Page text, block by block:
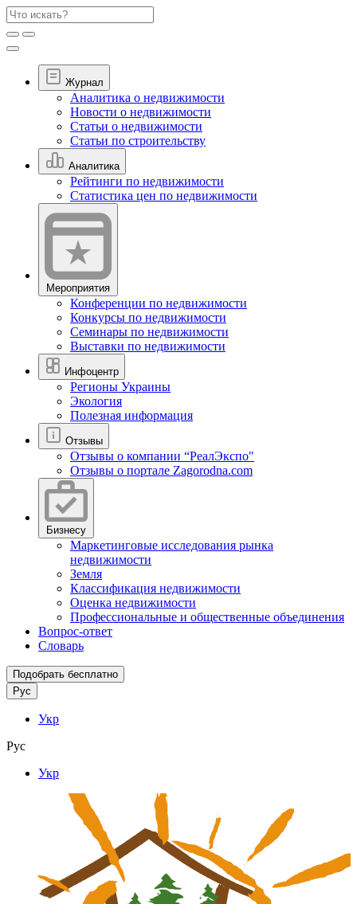
Журнал
Аналитика о недвижимости
Новости о недвижимости
Статьи о недвижимости
Статьи по строительству
Аналитика
Рейтинги по недвижимости
Статистика цен по недвижимости
Мероприятия
Конференции по недвижимости
Конкурсы по недвижимости
Семинары по недвижимости
Выставки по недвижимости
Инфоцентр
Регионы Украины
Экология
Полезная информация
Отзывы
Отзывы о компании “РеалЭкспо"
Отзывы о портале Zagorodna.com
Бизнесу
Маркетинговые исследования рынка
недвижимости
Земля
Классификация недвижимости
Оценка недвижимости
Профессиональные и общественные объединения
Вопрос-ответ
Словарь
Подобрать бесплатно
Рус
Укр
Рус
Укр